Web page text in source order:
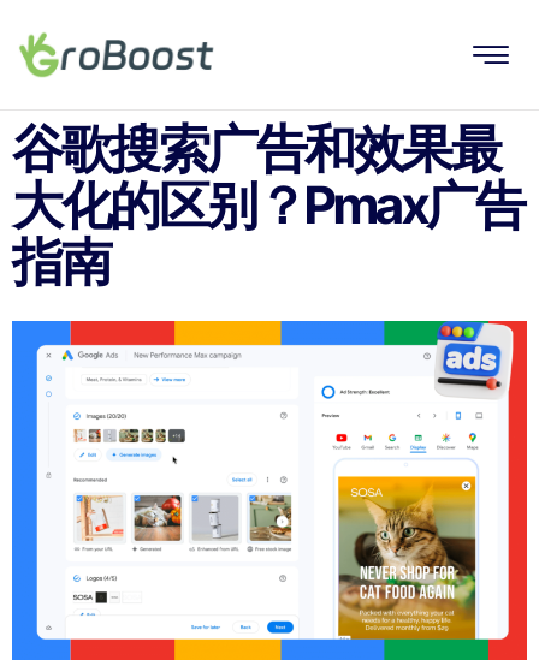
谷歌搜索广告和效果最
大化的区别？Pmax广告
指南